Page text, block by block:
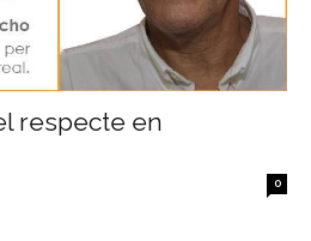
respecte en
0